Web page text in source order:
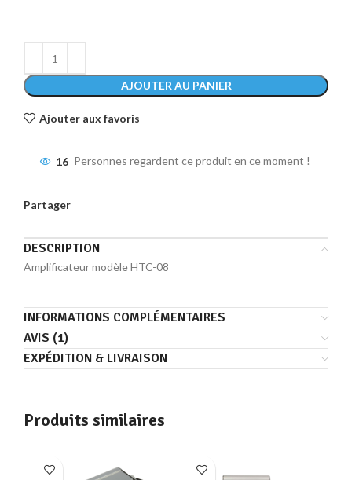
AJOUTER AU PANIER
Ajouter aux favoris
16 Personnes regardent ce produit en ce moment !
Partager
DESCRIPTION
Amplificateur modèle HTC-08
INFORMATIONS COMPLÉMENTAIRES
AVIS (1)
EXPÉDITION & LIVRAISON
Produits similaires